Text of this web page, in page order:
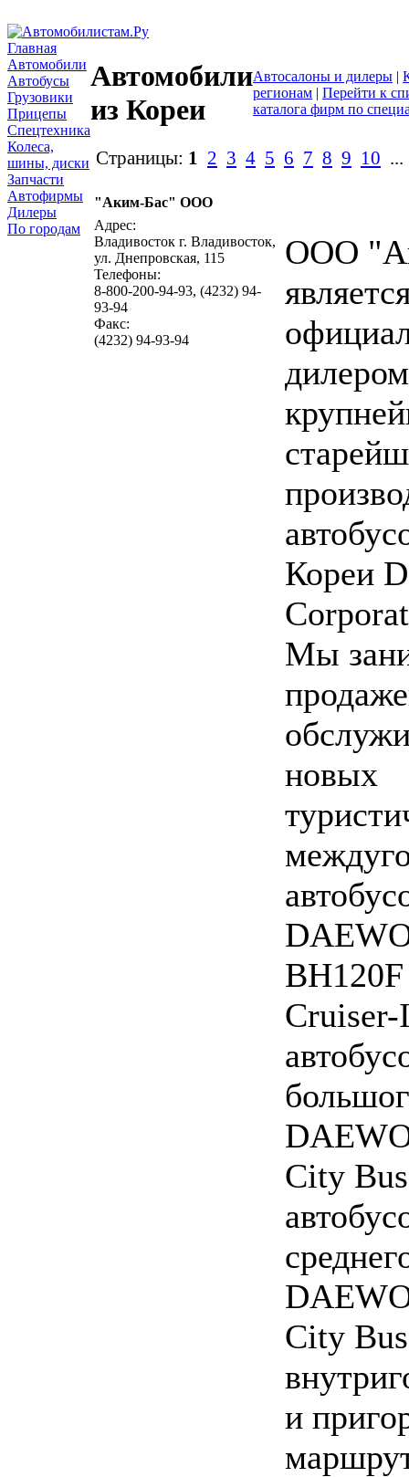
Главная
Автомобили
Автобусы
Грузовики
Прицепы
Спецтехника
Колеса,
шины, диски
Запчасти
Автофирмы
Дилеры
По городам
Автомобили
из Кореи
Автосалоны и дилеры |
регионам | Перейти к
каталога фирм по
Страницы: 1 2 3 4 5 6 7 8 9 10
"Aким-Бас" ООО
Адрес:
Владивосток г. Владивосток,
ул. Днепровская, 115
Телефоны:
8-800-200-94-93, (4232) 94-
93-94
Факс:
(4232) 94-93-94
ООО
Кореи
Мы
новых
City
City
и